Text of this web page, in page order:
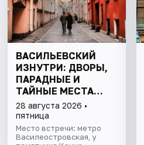
ВАСИЛЬЕВСКИЙ
ИЗНУТРИ: ДВОРЫ,
ПАРАДНЫЕ И
ТАЙНЫЕ МЕСТА
ОСТРОВА
28 августа 2026 •
пятница
Место встречи: метро
Василеостровская, у